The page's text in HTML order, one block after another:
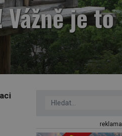
je to
reklama